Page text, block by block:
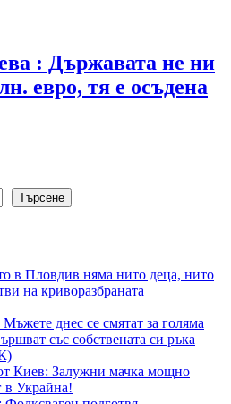
: Държавата не ни
евро, тя е осъдена
Търсене
в Пловдив няма нито деца, нито
на криворазбраната
днес се смятат за голяма
със собствената си ръка
Киев: Залужни мачка мощно
в Украйна!